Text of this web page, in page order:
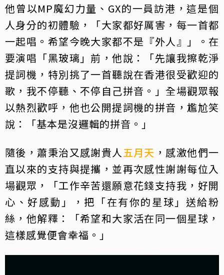
他曾以MP魔幻力量、GX的一員訪港，這是個
人身分的初體驗，「大家都好厲害，每一首都
一起唱。希望今晚大家都不是『外人』」。在
要演唱「黑玻璃」前，他說：「先讓我擦乾淨
提詞機，特別挑了一首聽說在香港很受歡迎的
歌，我不停聽、不停自己拼音。」全場觀眾報
以熱烈歡呼，他也公開提詞機的拼音，尷尬笑
說：「基本是沒邏輯的拼音。」
隨後，蕭秉治又感謝貴人 五月天 ，感激他們一
直以來的支持與提攜，並再次感性謝謝每位入
場觀眾，「工作辛苦還願意花錢支持我，好開
心、好感動」，把「在有你的星球」送給粉
絲，他解釋：「希望和大家活在同一個星球，
這樣感覺便會幸福。」